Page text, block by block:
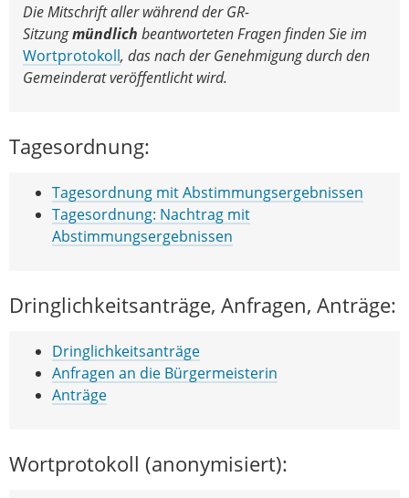
Die Mitschrift aller während der GR-
Sitzungmündlich beantworteten Fragen finden Sie im
Wortprotokoll, das nach der Genehmigung durch den
Gemeinderat veröffentlicht wird.
Tagesordnung:
Tagesordnung mit Abstimmungsergebnissen
Tagesordnung: Nachtrag mit
Abstimmungsergebnissen
Dringlichkeitsanträge, Anfragen, Anträge:
Dringlichkeitsanträge
Anfragen an die Bürgermeisterin
Anträge
Wortprotokoll (anonymisiert):